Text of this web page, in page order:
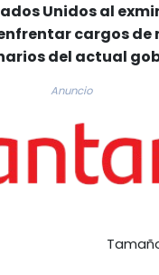
Unidos al
cargos de
del actual
Anuncio